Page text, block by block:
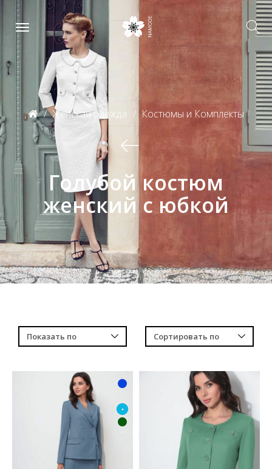
Женская одежда Костюмы и Комплекты
Голубой костюм
женский с юбкой